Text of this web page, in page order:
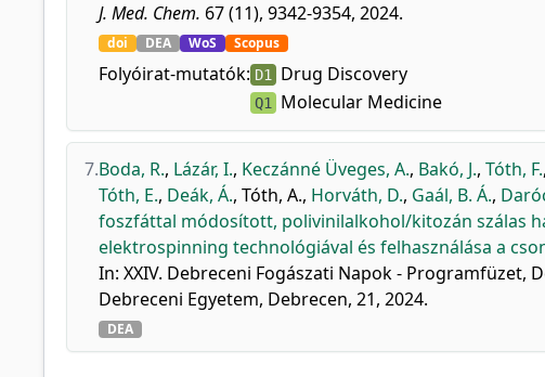
J. Med. Chem. 67 (11), 9342-9354, 2024.
doi DEA WoS Scopus
Folyóirat-mutatók: D1 Drug Discovery
Q1 Molecular Medicine
7.Boda, R., Lázár, I., Keczánné Üveges, A., Bakó, J., Tóth, F.,
Tóth, E., Deák, Á., Tóth, A., Horváth, D., Gaál, B. Á.,
foszfáttal módosított, polivinilalkohol/kitozán szálas
elektrospinning technológiával és felhasználása a
In: XXIV. Debreceni Fogászati Napok - Programfüzet,
Debreceni Egyetem, Debrecen, 21, 2024.
DEA